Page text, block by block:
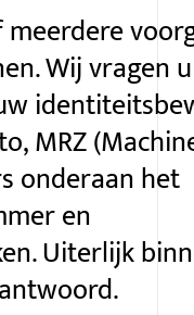
Wij vragen
MRZ
onderaan het
en
Uiterlijk